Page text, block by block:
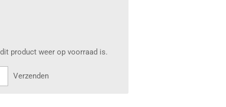
product weer op voorraad is.
Verzenden